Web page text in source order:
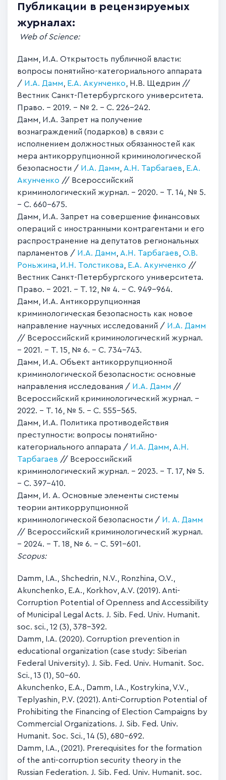
Публикации в рецензируемых
журналах:
Web of Science:
Дамм, И.А. Открытость публичной власти:
вопросы понятийно-категориального аппарата
/ И.А. Дамм Е.А. Акунченко , Н.В. Щедрин //
Вестник Санкт-Петербургского университета.
Право. – 2019. – № 2. – С. 226–242.
Дамм, И.А. Запрет на получение
вознаграждений (подарков) в связи с
исполнением должностных обязанностей как
мера антикоррупционной криминологической
безопасности / И.А. Дамм А.Н. Тарбагаев
Е.А.
Акунченко // Всероссийский
криминологический журнал. – 2020. – Т. 14, № 5.
– C. 660–675.
Дамм, И.А. Запрет на совершение финансовых
операций с иностранными контрагентами и его
распространение на депутатов региональных
парламентов / И.А. Дамм А.Н. Тарбагаев ,О.В.
Роньжина
И.Н. Толстикова Е.А. Акунченко //
Вестник Санкт-Петербургского университета.
Право. – 2021. – Т. 12, № 4. – С. 949–964.
Дамм, И.А. Антикоррупционная
криминологическая безопасность как новое
направление научных исследований / И.А. Дамм
// Всероссийский криминологический журнал.
– 2021. – Т. 15, № 6. – С. 734–743.
Дамм, И.А. Объект антикоррупционной
криминологической безопасности: основные
направления исследования / И.А. Дамм //
Всероссийский криминологический журнал. –
2022. – Т. 16, № 5. – С. 555–565.
Дамм, И.А. Политика противодействия
преступности: вопросы понятийно-
категориального аппарата / И.А. Дамм
А.Н.
Тарбагаев // Всероссийский
криминологический журнал. – 2023. – Т. 17, № 5.
– С. 397–410.
Дамм, И. А. Основные элементы системы
теории антикоррупционной
криминологической безопасности / И. А. Дамм
// Всероссийский криминологический журнал.
– 2024. – Т. 18, № 6. – С. 591–601.
Scopus:
Damm, I.A., Shchedrin, N.V., Ronzhina, O.V.,
Akunchenko, E.A., Korkhov, A.V. (2019). Anti-
Corruption Potential of Openness and Accessibility
of Municipal Legal Acts. J. Sib. Fed. Univ. Humanit.
soc. sci., 12 (3), 378–392.
Damm, I.A. (2020). Corruption prevention in
educational organization (case study: Siberian
Federal University). J. Sib. Fed. Univ. Humanit. Soc.
Sci., 13 (1), 50-60.
Akunchenko, E.A., Damm, I.A., Kostrykina, V.V.,
Teplyashin, P.V. (2021). Anti-Corruption Potential of
Prohibiting the Financing of Election Campaigns by
Commercial Organizations. J. Sib. Fed. Univ.
Humanit. Soc. Sci., 14 (5), 680–692.
Damm, I.A., (2021). Prerequisites for the formation
of the anti-corruption security theory in the
Russian Federation. J. Sib. Fed. Univ. Humanit. soc.